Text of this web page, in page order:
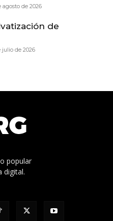
agosto de 2026
de
julio de 2026
popular
digital.